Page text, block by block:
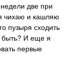
две при
чихаю и кашляю
пузыря сходить
быть? И еще я
первые